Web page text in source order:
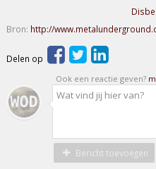
Bron: http://
Delen op
Ook een reactie geven?
Bericht toevoegen